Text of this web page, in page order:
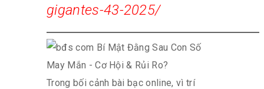
gigantes-43-2025/
Trong bối cảnh bài bạc online, vì trí